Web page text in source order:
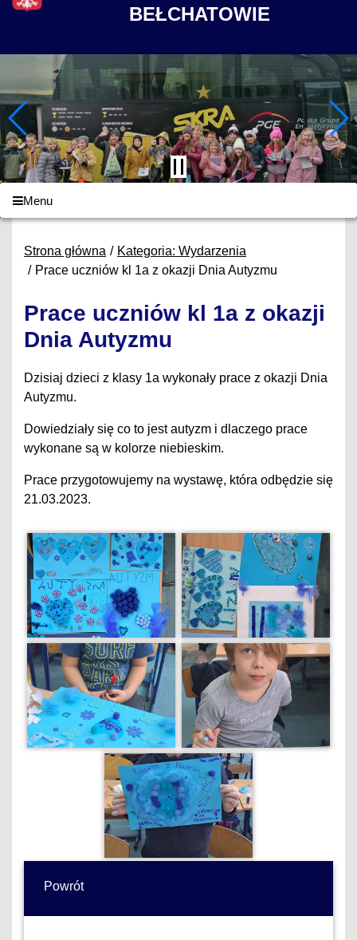
BEŁCHATOWIE
Menu
Strona główna
Kategoria: Wydarzenia
Prace uczniów kl 1a z okazji Dnia Autyzmu
Prace uczniów kl 1a z okazji
Dnia Autyzmu
Dzisiaj dzieci z klasy 1a wykonały prace z okazji Dnia
Autyzmu.
Dowiedziały się co to jest autyzm i dlaczego prace
wykonane są w kolorze niebieskim.
Prace przygotowujemy na wystawę, która odbędzie się
21.03.2023.
Powrót